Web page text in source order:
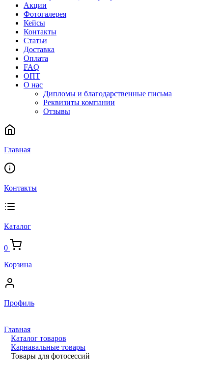
Акции
Фотогалерея
Кейсы
Контакты
Статьи
Доставка
Оплата
FAQ
ОПТ
О нас
Дипломы и благодарственные письма
Реквизиты компании
Отзывы
Главная
Контакты
Каталог
0
Корзина
Профиль
Главная
Каталог товаров
Карнавальные товары
Товары для фотосессий